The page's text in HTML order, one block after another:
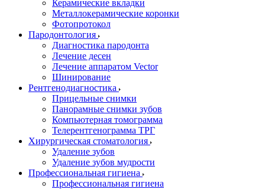
Керамические вкладки
Металлокерамические коронки
Фотопротокол
Пародонтология
Диагностика пародонта
Лечение десен
Лечение аппаратом Vector
Шинирование
Рентгенодиагностика
Прицельные снимки
Панорамные снимки зубов
Компьютерная томограмма
Телерентгенограмма ТРГ
Хирургическая стоматология
Удаление зубов
Удаление зубов мудрости
Профессиональная гигиена
Профессиональная гигиена